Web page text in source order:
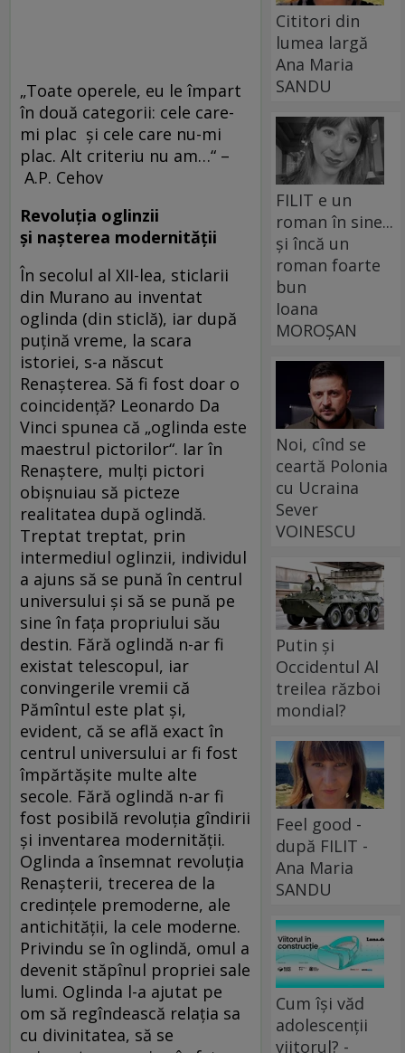
„Toate operele, eu le împart
în două categorii: cele care-
mi plac şi cele care nu-mi
plac. Alt criteriu nu am…“ –
A.P. Cehov
Revoluția oglinzii
și nașterea modernității
În secolul al XII-lea, sticlarii
din Murano au inventat
oglinda (din sticlă), iar după
puțină vreme, la scara
istoriei, s-a născut
Renașterea. Să fi fost doar o
coincidență? Leonardo Da
Vinci spunea că „oglinda este
maestrul pictorilor“. Iar în
Renaștere, mulți pictori
obișnuiau să picteze
realitatea după oglindă.
Treptat treptat, prin
intermediul oglinzii, individul
a ajuns să se pună în centrul
universului și să se pună pe
sine în fața propriului său
destin. Fără oglindă n-ar fi
existat telescopul, iar
convingerile vremii că
Pămîntul este plat și,
evident, că se află exact în
centrul universului ar fi fost
împărtășite multe alte
secole. Fără oglindă n-ar fi
fost posibilă revoluția gîndirii
și inventarea modernității.
Oglinda a însemnat revoluția
Renașterii, trecerea de la
credințele premoderne, ale
antichității, la cele moderne.
Privindu se în oglindă, omul a
devenit stăpînul propriei sale
lumi. Oglinda l-a ajutat pe
om să regîndească relația sa
cu divinitatea, să se
Cititori din
lumea largă
Ana Maria
SANDU
FILIT e un
roman în sine...
și încă un
roman foarte
bun
Ioana
MOROȘAN
Noi, cînd se
ceartă Polonia
cu Ucraina
Sever
VOINESCU
Putin și
Occidentul Al
treilea război
mondial?
Feel good -
după FILIT -
Ana Maria
SANDU
Cum își văd
adolescenții
viitorul? -